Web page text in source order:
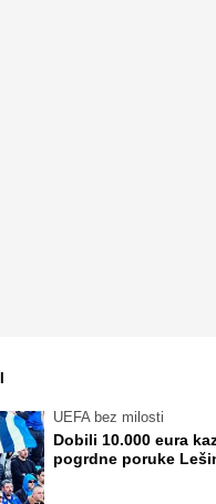
UEFA bez milosti
Dobili 10.000 eura
pogrdne poruke